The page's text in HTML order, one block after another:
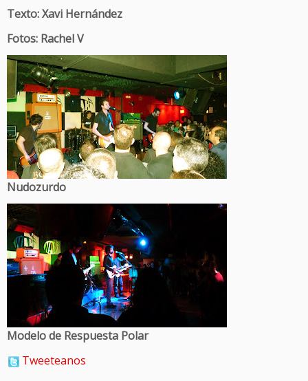
Texto: Xavi Hernández
Fotos: Rachel V
Nudozurdo
Modelo de Respuesta Polar
Tweeteanos